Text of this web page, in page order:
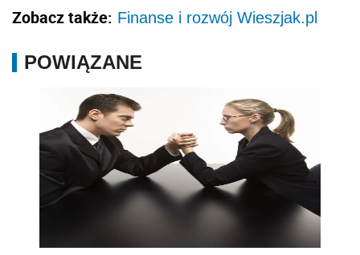
Zobacz także: Finanse i rozwój Wieszjak.pl
POWIĄZANE